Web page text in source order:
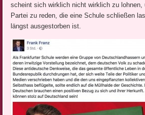
scheint sich wirklich nicht wirklich zu lohnen,
Partei zu reden, die eine Schule schließen
längst ausgestorben ist.